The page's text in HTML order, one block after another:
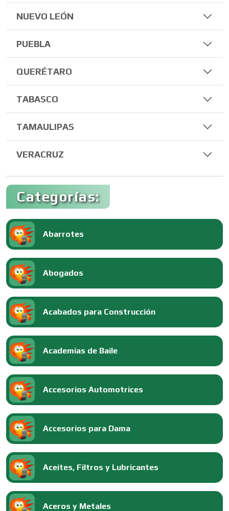
NUEVO LEÓN
PUEBLA
QUERÉTARO
TABASCO
TAMAULIPAS
VERACRUZ
Categorías:
Abarrotes
Abogados
Acabados para Construcción
Academias de Baile
Accesorios Automotrices
Accesorios para Dama
Aceites, Filtros y Lubricantes
Aceros y Metales